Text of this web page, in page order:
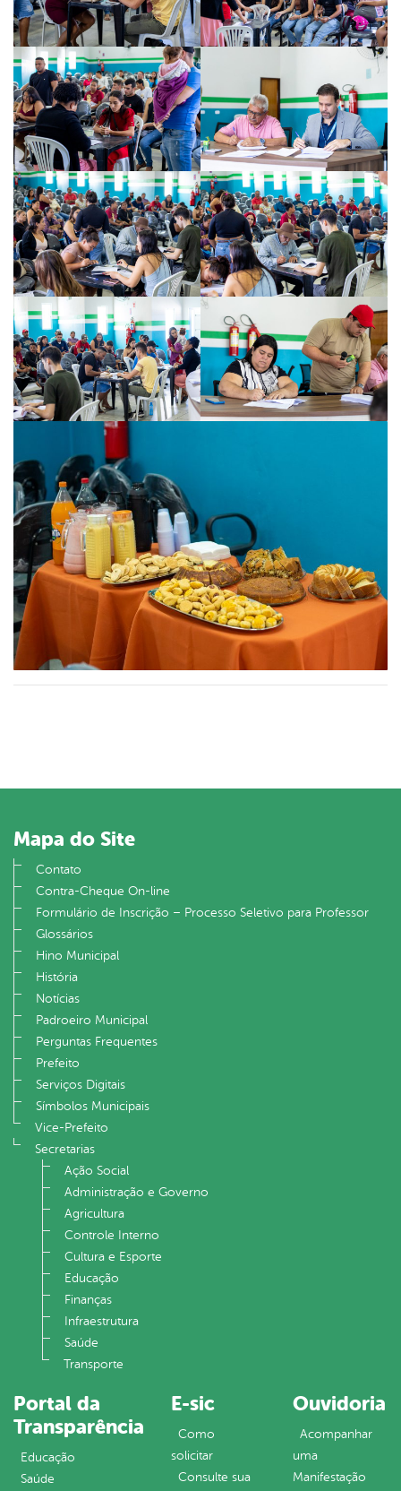
Mapa do Site
Contato
Contra-Cheque On-line
Formulário de Inscrição – Processo Seletivo para Professor
Glossários
Hino Municipal
História
Notícias
Padroeiro Municipal
Perguntas Frequentes
Prefeito
Serviços Digitais
Símbolos Municipais
Vice-Prefeito
Secretarias
Ação Social
Administração e Governo
Agricultura
Controle Interno
Cultura e Esporte
Educação
Finanças
Infraestrutura
Saúde
Transporte
Portal da
Transparência
Educação
Saúde
E-sic
Como
solicitar
Consulte sua
Ouvidoria
Acompanhar
uma
Manifestação